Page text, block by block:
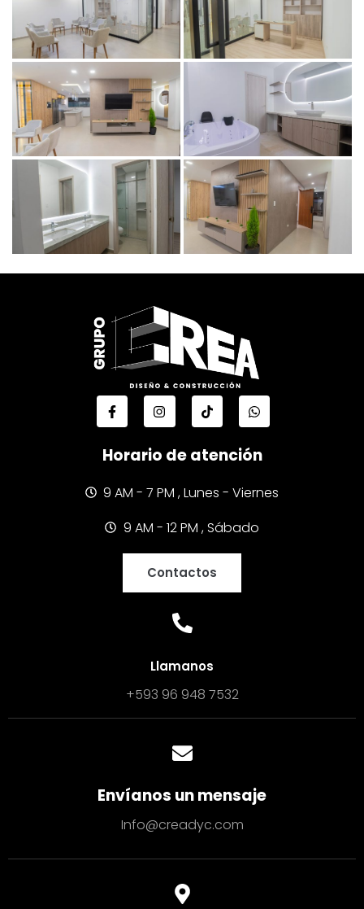
Horario de atención
9 AM - 7 PM , Lunes - Viernes
9 AM - 12 PM , Sábado
Contactos
Llamanos
+593 96 948 7532
Envíanos un mensaje
Info@creadyc.com